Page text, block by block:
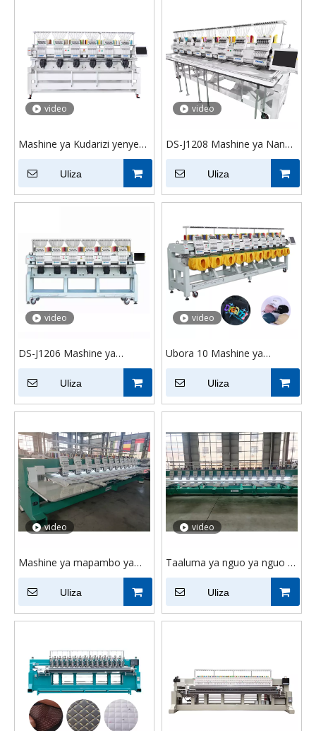
video
Mashine ya Kudarizi yenye
Vichwa Vingi ya DS-J1206 ya
Kasi ya Juu kwa Kompyuta
Uliza
video
DS-J1208 Mashine ya Nane
ya Kumaliza Mashine ya
MagambaUliza
video
DS-J1206 Mashine ya
viwandani yenye kichwa cha
kichwa
Uliza
video
Ubora 10 Mashine ya
Embroidery Mashine/T-
Shirt/vazi/Mashine ya
Ambayo moja kwa moja
Uliza
video
Mashine ya mapambo ya
vitambaa vingi vya viwandani
12 kichwa 9 sindano
zilizotumiwa t-shati nembo
ya gorofa ya gorofa
Uliza
video
Taaluma ya nguo ya nguo t-
shati 15 vichwa 9 sindano
mashine gorofa mashine
fomu China
Uliza